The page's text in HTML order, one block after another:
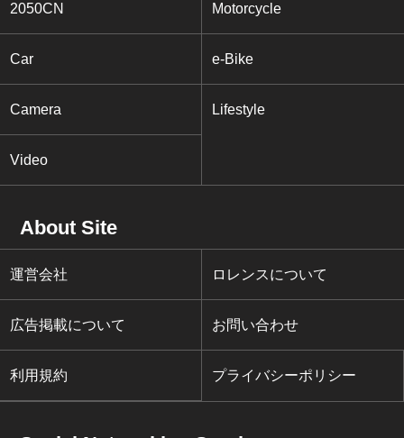
2050CN Motorcycle
Car e-Bike
Camera Lifestyle
Video
About Site
運営会社 ロレンスについて
広告掲載について お問い合わせ
利用規約 プライバシーポリシー